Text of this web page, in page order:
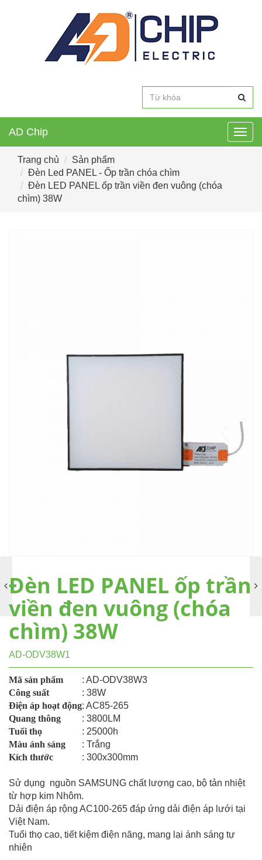
AD Chip
Trang chủ
Sản phẩm
Đèn Led PANEL - Ốp trần chóa chìm
Đèn LED PANEL ốp trần viền đen vuông (chóa
chìm) 38W
Đèn LED PANEL ốp trần
viền đen vuông (chóa
chìm) 38W
AD-ODV38W1
Mã sản phẩm
: AD-ODV38W3
Công suất
: 38W
Điện áp hoạt động: AC85-265
Quang thông
: 3800LM
Tuổi thọ
: 25000h
Màu ánh sáng
: Trắng
Kích thước
: 300x300mm
Sử dụng nguồn SAMSUNG chất lượng cao, bộ tản nhiệt
từ hợp kim Nhôm.
Dải điện áp rộng AC100-265 đáp ứng dải điện áp lưới tại
Việt Nam.
Tuổi thọ cao, tiết kiệm điện năng, mang lại ánh sáng tự
nhiên